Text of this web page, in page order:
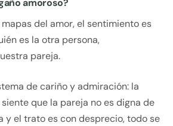
amoroso?
del amor, el sentimiento es
es la otra persona,
pareja.
de cariño y admiración: la
que la pareja no es digna de
y el trato es con desprecio, todo se